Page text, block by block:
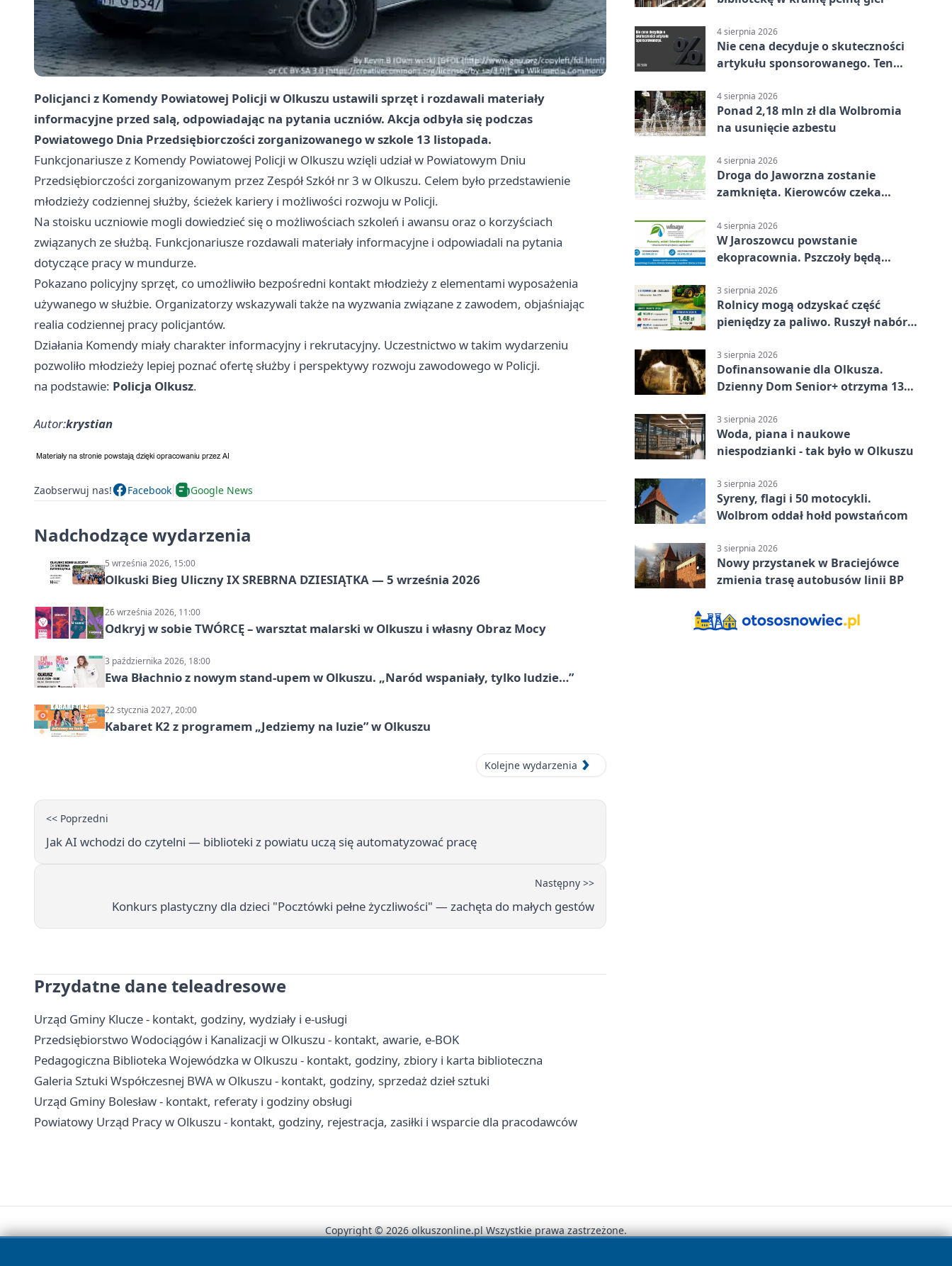
Policjanci z Komendy Powiatowej Policji w Olkuszu ustawili sprzęt i rozdawali materiały
informacyjne przed salą, odpowiadając na pytania uczniów. Akcja odbyła się podczas
Powiatowego Dnia Przedsiębiorczości zorganizowanego w szkole 13 listopada.
Funkcjonariusze z Komendy Powiatowej Policji w Olkuszu wzięli udział w Powiatowym Dniu
Przedsiębiorczości zorganizowanym przez Zespół Szkół nr 3 w Olkuszu. Celem było przedstawienie
młodzieży codziennej służby, ścieżek kariery i możliwości rozwoju w Policji.
Na stoisku uczniowie mogli dowiedzieć się o możliwościach szkoleń i awansu oraz o korzyściach
związanych ze służbą. Funkcjonariusze rozdawali materiały informacyjne i odpowiadali na pytania
dotyczące pracy w mundurze.
Pokazano policyjny sprzęt, co umożliwiło bezpośredni kontakt młodzieży z elementami wyposażenia
używanego w służbie. Organizatorzy wskazywali także na wyzwania związane z zawodem, objaśniając
realia codziennej pracy policjantów.
Działania Komendy miały charakter informacyjny i rekrutacyjny. Uczestnictwo w takim wydarzeniu
pozwoliło młodzieży lepiej poznać ofertę służby i perspektywy rozwoju zawodowego w Policji.
na podstawie: Policja Olkusz.
Autor:krystian
Zaobserwuj nas! Facebook Google News
Nadchodzące wydarzenia
5 września 2026, 15:00
Olkuski Bieg Uliczny IX SREBRNA DZIESIĄTKA — 5 września 2026
26 września 2026, 11:00
Odkryj w sobie TWÓRCĘ – warsztat malarski w Olkuszu i własny Obraz Mocy
3 października 2026, 18:00
Ewa Błachnio z nowym stand-upem w Olkuszu. „Naród wspaniały, tylko ludzie…”
22 stycznia 2027, 20:00
Kabaret K2 z programem „Jedziemy na luzie” w Olkuszu
Kolejne wydarzenia
<< Poprzedni
Jak AI wchodzi do czytelni — biblioteki z powiatu uczą się automatyzować pracę
Następny >>
Konkurs plastyczny dla dzieci "Pocztówki pełne życzliwości" — zachęta do małych gestów
Przydatne dane teleadresowe
Urząd Gminy Klucze - kontakt, godziny, wydziały i e-usługi
Przedsiębiorstwo Wodociągów i Kanalizacji w Olkuszu - kontakt, awarie, e-BOK
Pedagogiczna Biblioteka Wojewódzka w Olkuszu - kontakt, godziny, zbiory i karta biblioteczna
Galeria Sztuki Współczesnej BWA w Olkuszu - kontakt, godziny, sprzedaż dzieł sztuki
Urząd Gminy Bolesław - kontakt, referaty i godziny obsługi
Powiatowy Urząd Pracy w Olkuszu - kontakt, godziny, rejestracja, zasiłki i wsparcie dla pracodawców
4 sierpnia 2026
Nie cena decyduje o skuteczności
artykułu sponsorowanego. Ten
4 sierpnia 2026
Ponad 2,18 mln zł dla Wolbromia
na usunięcie azbestu
4 sierpnia 2026
Droga do Jaworzna zostanie
zamknięta. Kierowców czeka
4 sierpnia 2026
W Jaroszowcu powstanie
ekopracownia. Pszczoły będą
3 sierpnia 2026
Rolnicy mogą odzyskać część
pieniędzy za paliwo. Ruszył nabór
3 sierpnia 2026
Dofinansowanie dla Olkusza.
Dzienny Dom Senior+ otrzyma 134
3 sierpnia 2026
Woda, piana i naukowe
niespodzianki - tak było w Olkuszu
3 sierpnia 2026
Syreny, flagi i 50 motocykli.
Wolbrom oddał hołd powstańcom
3 sierpnia 2026
Nowy przystanek w Braciejówce
zmienia trasę autobusów linii BP
Copyright © 2026 olkuszonline.pl Wszystkie prawa zastrzeżone.